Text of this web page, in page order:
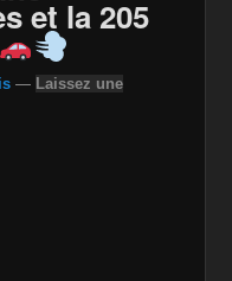
et la 205
— Laissez une